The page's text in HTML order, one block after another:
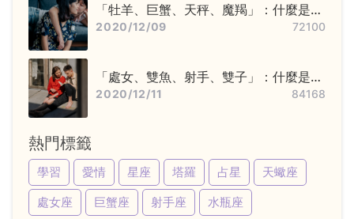
「牡羊、巨蟹、天秤、魔羯」：什麼是基
本星座，他們又該怎麼追？
2020/12/09 72100
「處女、雙魚、射手、雙子」：什麼是變
動星座，他們又該怎麼追？
2020/12/11 84168
熱門標籤
學習 愛情 星座 塔羅 占星
天蠍座
處女座
巨蟹座 射手座 水瓶座